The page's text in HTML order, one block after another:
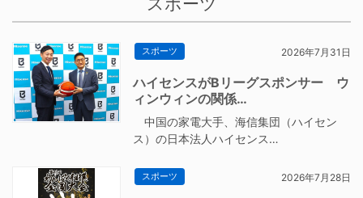
スポーツ 2026年7月31日
ハイセンスがBリーグスポンサー ウ
ィンウィンの関係…
中国の家電大手、海信集団（ハイセン
ス）の日本法人ハイセンス…
スポーツ 2026年7月28日